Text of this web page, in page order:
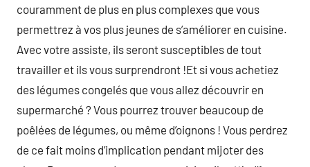
couramment de plus en plus complexes que vous
permettrez à vos plus jeunes de s’améliorer en cuisine.
Avec votre assiste, ils seront susceptibles de tout
travailler et ils vous surprendront !Et si vous achetiez
des légumes congelés que vous allez découvrir en
supermarché ? Vous pourrez trouver beaucoup de
poêlées de légumes, ou même d’oignons ! Vous perdrez
de ce fait moins d’implication pendant mijoter des